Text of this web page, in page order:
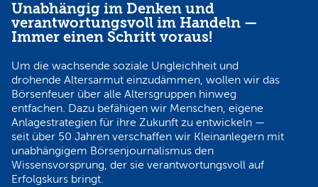
Unabhängig im Denken und
verantwortungsvoll im Handeln —
Immer einen Schritt voraus!
Um die wachsende soziale Ungleichheit und
drohende Altersarmut einzudämmen, wollen wir das
Börsenfeuer über alle Altersgruppen hinweg
entfachen. Dazu befähigen wir Menschen, eigene
Anlagestrategien für ihre Zukunft zu entwickeln —
seit über 50 Jahren verschaffen wir Kleinanlegern mit
unabhängigem Börsenjournalismus den
Wissensvorsprung, der sie verantwortungsvoll auf
Erfolgskurs bringt.